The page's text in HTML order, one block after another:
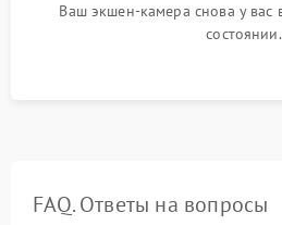
Ваш экшен-камера снова у вас
состоянии.
FAQ. Ответы на вопросы